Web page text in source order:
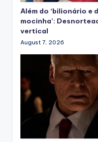
Além do ‘bilionário e
mocinha’:
vertical
August 7, 2026